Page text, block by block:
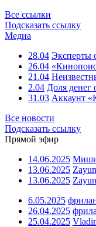
Все ссылки
Подсказать ссылку
Медиа
28.04 Эксперты
26.04
21.04
2.04 Доля денег
31.03 Аккаунт
Все новости
Подсказать ссылку
Прямой эфир
14.06.2025
13.06.2025
13.06.2025
6.05.2025
26.04.2025
25.04.2025